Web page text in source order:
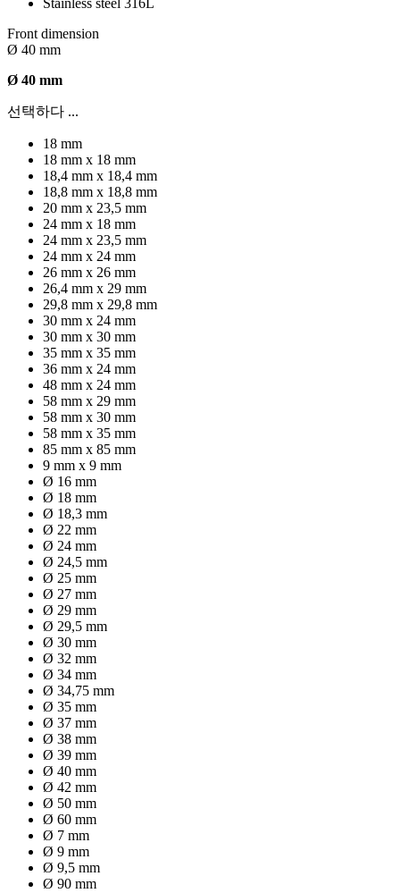
Stainless steel 316L
Front dimension
Ø 40 mm
Ø 40 mm
선택하다 ...
18 mm
18 mm x 18 mm
18,4 mm x 18,4 mm
18,8 mm x 18,8 mm
20 mm x 23,5 mm
24 mm x 18 mm
24 mm x 23,5 mm
24 mm x 24 mm
26 mm x 26 mm
26,4 mm x 29 mm
29,8 mm x 29,8 mm
30 mm x 24 mm
30 mm x 30 mm
35 mm x 35 mm
36 mm x 24 mm
48 mm x 24 mm
58 mm x 29 mm
58 mm x 30 mm
58 mm x 35 mm
85 mm x 85 mm
9 mm x 9 mm
Ø 16 mm
Ø 18 mm
Ø 18,3 mm
Ø 22 mm
Ø 24 mm
Ø 24,5 mm
Ø 25 mm
Ø 27 mm
Ø 29 mm
Ø 29,5 mm
Ø 30 mm
Ø 32 mm
Ø 34 mm
Ø 34,75 mm
Ø 35 mm
Ø 37 mm
Ø 38 mm
Ø 39 mm
Ø 40 mm
Ø 42 mm
Ø 50 mm
Ø 60 mm
Ø 7 mm
Ø 9 mm
Ø 9,5 mm
Ø 90 mm